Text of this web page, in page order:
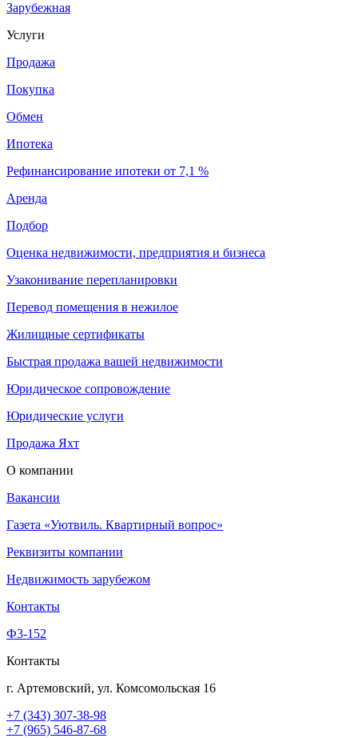
Зарубежная
Услуги
Продажа
Покупка
Обмен
Ипотека
Рефинансирование ипотеки от 7,1 %
Аренда
Подбор
Оценка недвижимости, предприятия и бизнеса
Узаконивание перепланировки
Перевод помещения в нежилое
Жилищные сертификаты
Быстрая продажа вашей недвижимости
Юридическое сопровождение
Юридические услуги
Продажа Яхт
О компании
Вакансии
Газета «Уютвиль. Квартирный вопрос»
Реквизиты компании
Недвижимость зарубежом
Контакты
Ф3-152
Контакты
г. Артемовский, ул. Комсомольская 16
+7 (343) 307-38-98
+7 (965) 546-87-68